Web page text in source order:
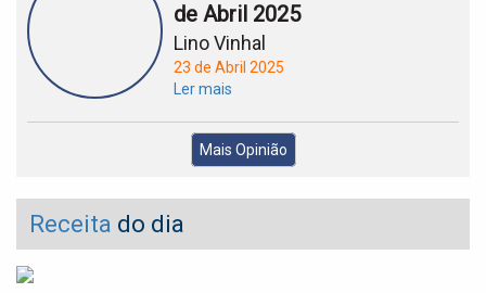
de Abril 2025
Lino Vinhal
23 de Abril 2025
Ler mais
Mais Opinião
Receita do dia